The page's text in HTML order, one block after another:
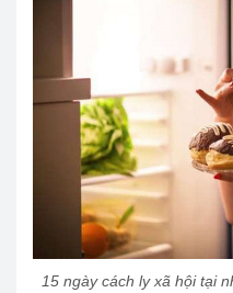
15 ngày cách ly xã hội tại